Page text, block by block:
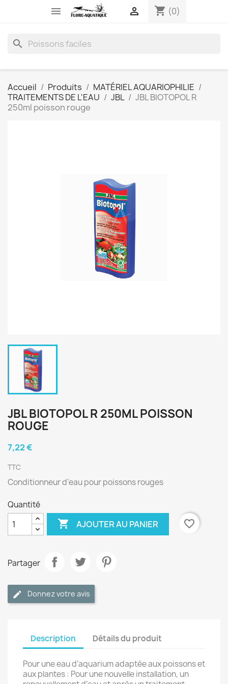
 shopping_cart (0)

search
Accueil Produits
MATÉRIEL AQUARIOPHILIE
TRAITEMENTS DE L'EAU
JBL
JBL BIOTOPOL R
250ml poisson rouge
JBL BIOTOPOL R 250ML POISSON
ROUGE
7,22 €
TTC
Conditionneur d’eau pour poissons rouges
Quantité
 AJOUTER AU PANIER favorite_border
Partager
Donnez votre avis
Description Détails du produit
Pour une eau d’aquarium adaptée aux poissons et
aux plantes : Pour une nouvelle installation, un